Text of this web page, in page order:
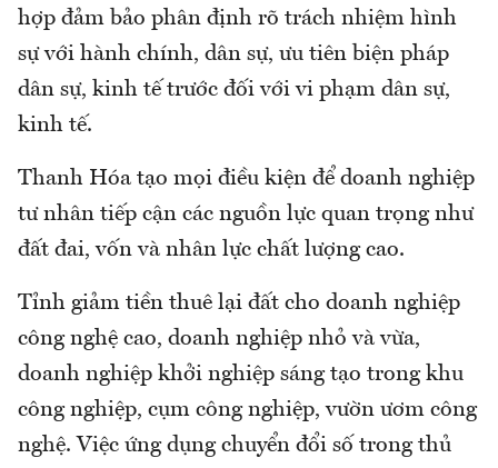
hợp đảm bảo phân định rõ trách nhiệm hình
sự với hành chính, dân sự, ưu tiên biện pháp
dân sự, kinh tế trước đối với vi phạm dân sự,
kinh tế.
Thanh Hóa tạo mọi điều kiện để doanh nghiệp
tư nhân tiếp cận các nguồn lực quan trọng như
đất đai, vốn và nhân lực chất lượng cao.
Tỉnh giảm tiền thuê lại đất cho doanh nghiệp
công nghệ cao, doanh nghiệp nhỏ và vừa,
doanh nghiệp khởi nghiệp sáng tạo trong khu
công nghiệp, cụm công nghiệp, vườn ươm công
nghệ. Việc ứng dụng chuyển đổi số trong thủ